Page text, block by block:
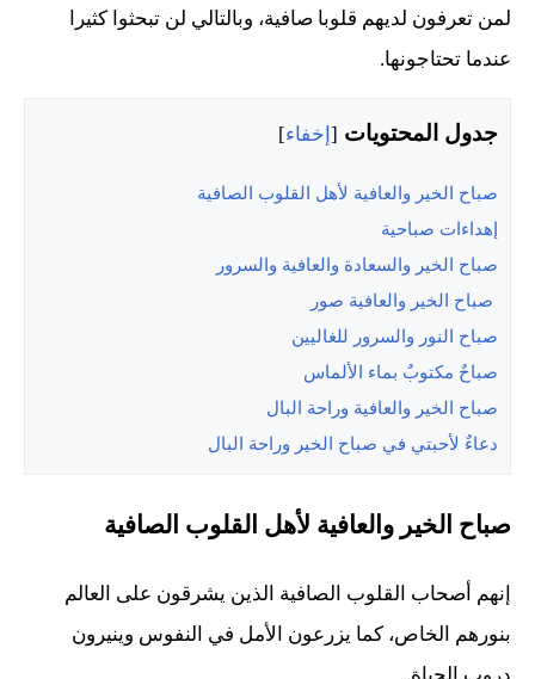
لمن تعرفون لديهم قلوبا صافية، وبالتالي لن تبحثوا كثيرا
عندما تحتاجونها.
جدول المحتويات [ إخفاء]
صباح الخير والعافية لأهل القلوب الصافية
إهداءات صباحية
صباح الخير والسعادة والعافية والسرور
صباح الخير والعافية صور
صباح النور والسرور للغاليين
صباحٌ مكتوبٌ بماء الألماس
صباح الخير والعافية وراحة البال
دعاءٌ لأحبتي في صباح الخير وراحة البال
صباح الخير والعافية لأهل القلوب الصافية
إنهم أصحاب القلوب الصافية الذين يشرقون على العالم
بنورهم الخاص، كما يزرعون الأمل في النفوس وينيرون